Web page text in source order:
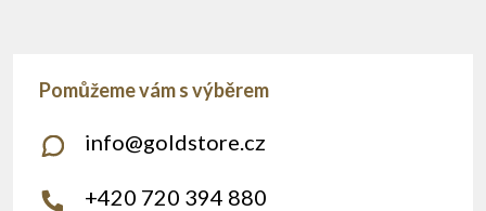
info@goldstore.cz
+420 720 394 880